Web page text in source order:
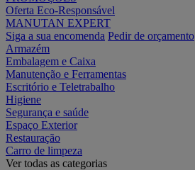
Oferta Eco-Responsável
MANUTAN EXPERT
Siga a sua encomenda Pedir de orçamento
Armazém
Embalagem e Caixa
Manutenção e Ferramentas
Escritório e Teletrabalho
Higiene
Segurança e saúde
Espaço Exterior
Restauração
Carro de limpeza
Ver todas as categorias